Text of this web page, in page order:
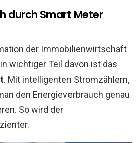
durch Smart Meter
der Immobilienwirtschaft
wichtiger Teil davon ist das
. Mit intelligenten Stromzählern,
den Energieverbrauch genau
So wird der